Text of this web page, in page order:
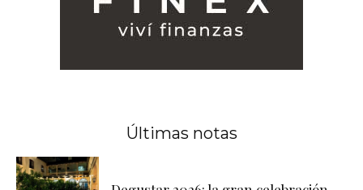
Últimas notas